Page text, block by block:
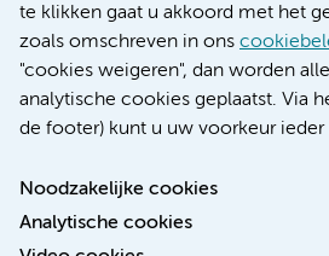
te klikken gaat u akkoord met het
zoals omschreven in ons
"cookies weigeren", dan worden
analytische cookies geplaatst. Via
de footer) kunt u uw voorkeur
Noodzakelijke cookies
Analytische cookies
Verwijzen & diagnostiek
Toegankelijkheidsverklaring